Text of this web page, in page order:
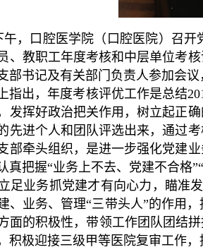
口腔医学院（口腔医院）召开
、教职工年度考核和中层单位考
部书记及有关部门负责人参加会议
出，年度考核评优工作是总结
发挥好政治把关作用，树立起正
先进个人和团队评选出来，通过
部牵头组织，是进一步强化党建
真把握“业务上不去、党建不合格
足业务抓党建才有向心力，瞄准
、业务、管理“三带头人”的作用
面的积极性，带领工作团队团结
积极迎接三级甲等医院复审工作